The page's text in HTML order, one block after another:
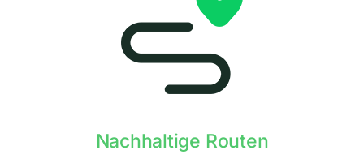
Nachhaltige Routen